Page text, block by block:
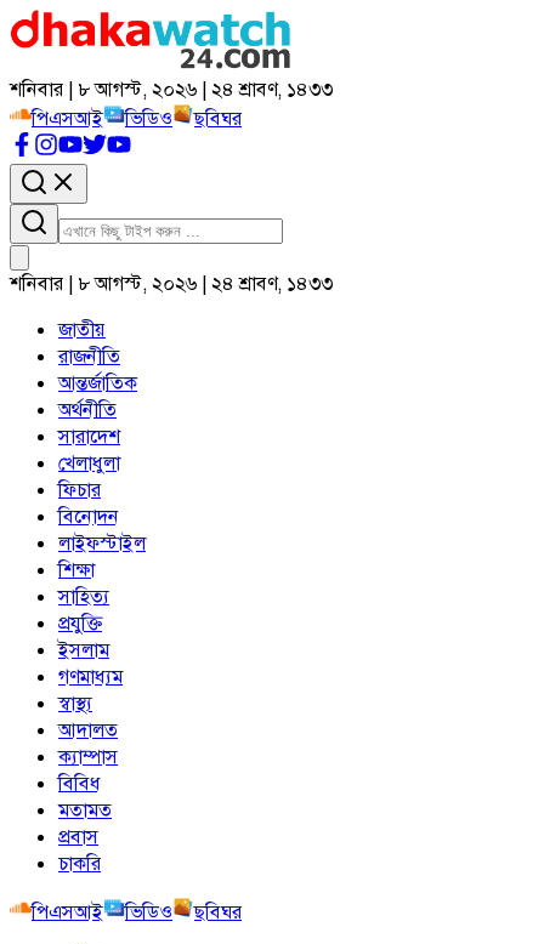
শনিবার | ৮ আগস্ট, ২০২৬ | ২৪ শ্রাবণ, ১৪৩৩
পিএসআই
ভিডিও ছবিঘর
শনিবার | ৮ আগস্ট, ২০২৬ | ২৪ শ্রাবণ, ১৪৩৩
জাতীয়
রাজনীতি
আন্তর্জাতিক
অর্থনীতি
সারাদেশ
খেলাধুলা
ফিচার
বিনোদন
লাইফস্টাইল
শিক্ষা
সাহিত্য
প্রযুক্তি
ইসলাম
গণমাধ্যম
স্বাস্থ্য
আদালত
ক্যাম্পাস
বিবিধ
মতামত
প্রবাস
চাকরি
পিএসআই
ভিডিও
ছবিঘর